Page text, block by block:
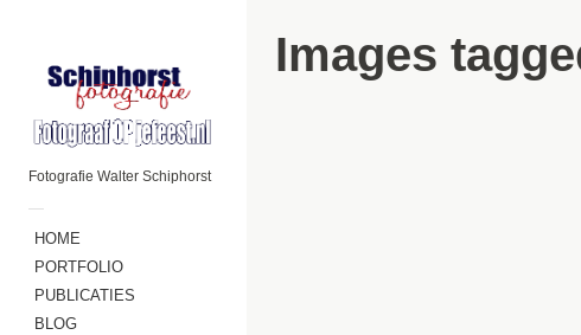
Fotografie Walter Schiphorst
—
HOME
PORTFOLIO
PUBLICATIES
BLOG
Images